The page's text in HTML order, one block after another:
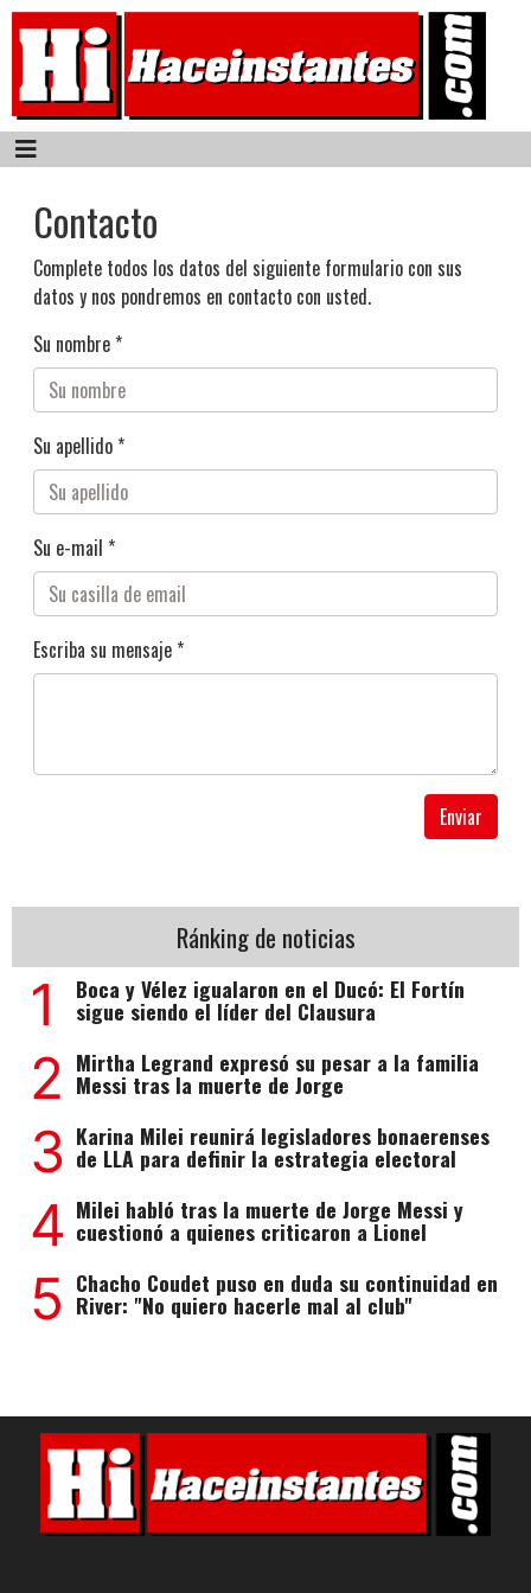
Contacto
Complete todos los datos del siguiente formulario con sus
datos y nos pondremos en contacto con usted.
Su nombre *
Su apellido *
Su e-mail *
Escriba su mensaje *
Enviar
Ránking de noticias
1 Boca y Vélez igualaron en el Ducó: El Fortín
sigue siendo el líder del Clausura
2 Mirtha Legrand expresó su pesar a la familia
Messi tras la muerte de Jorge
3 Karina Milei reunirá legisladores bonaerenses
de LLA para definir la estrategia electoral
4 Milei habló tras la muerte de Jorge Messi y
cuestionó a quienes criticaron a Lionel
5 Chacho Coudet puso en duda su continuidad en
River: "No quiero hacerle mal al club"